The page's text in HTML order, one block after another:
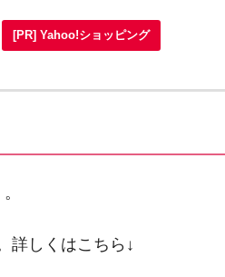
[PR] Yahoo!ショッピング
詳しくはこちら↓